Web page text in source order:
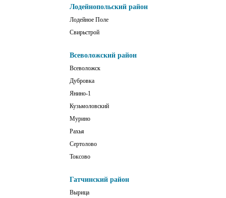
Лодейнопольский район
Лодейное Поле
Свирьстрой
Всеволожский район
Всеволожск
Дубровка
Янино-1
Кузьмоловский
Мурино
Рахья
Сертолово
Токсово
Гатчинский район
Вырица